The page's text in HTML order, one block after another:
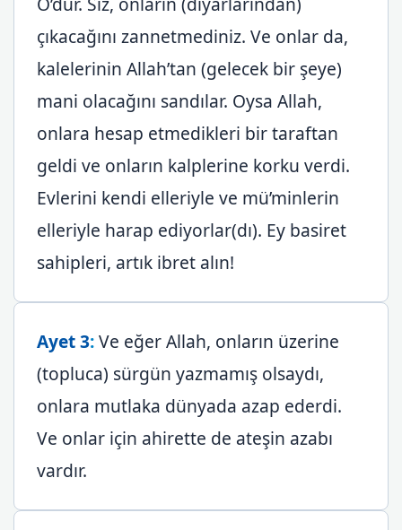
çıkacağını zannetmediniz. Ve onlar da,
kalelerinin Allah’tan (gelecek bir şeye)
mani olacağını sandılar. Oysa Allah,
onlara hesap etmedikleri bir taraftan
geldi ve onların kalplerine korku verdi.
Evlerini kendi elleriyle ve mü’minlerin
elleriyle harap ediyorlar(dı). Ey basiret
sahipleri, artık ibret alın!
Ayet 3:Ve eğer Allah, onların üzerine
(topluca) sürgün yazmamış olsaydı,
onlara mutlaka dünyada azap ederdi.
Ve onlar için ahirette de ateşin azabı
vardır.